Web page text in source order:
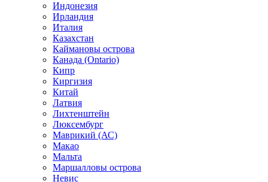
Индонезия
Ирландия
Италия
Казахстан
Каймановы острова
Канада (Ontario)
Кипр
Киргизия
Китай
Латвия
Лихтенштейн
Люксембург
Маврикий (АС)
Макао
Мальта
Маршалловы острова
Нeвис